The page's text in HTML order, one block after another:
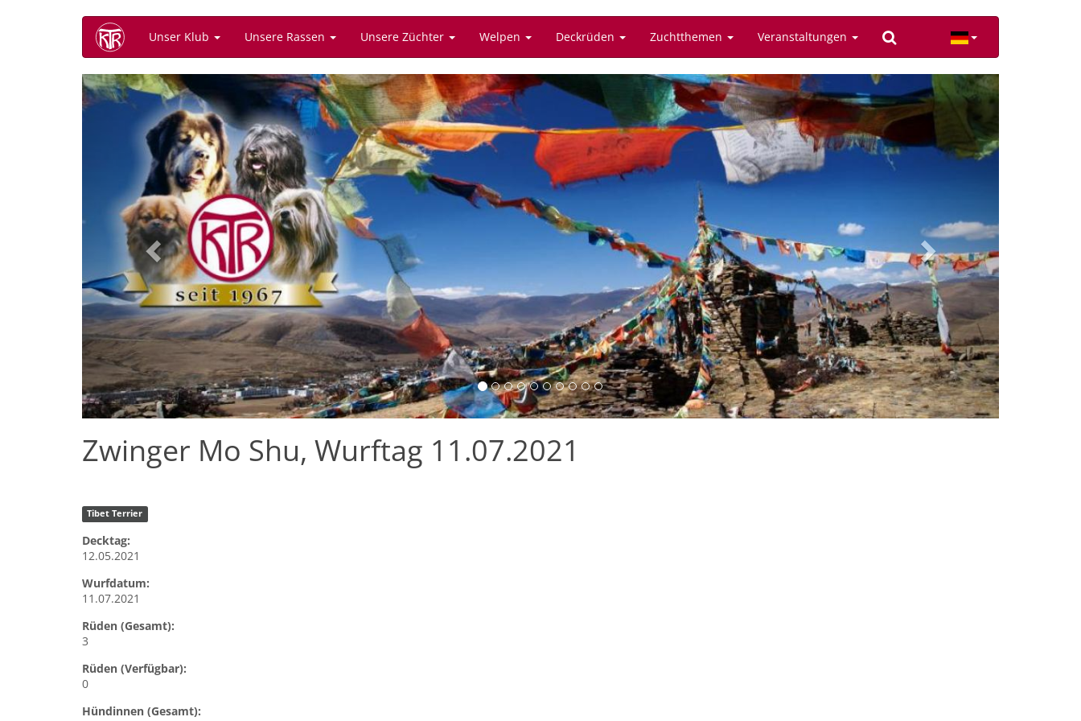
Unser Klub Unsere Rassen Unsere Züchter Welpen Deckrüden Zuchtthemen Veranstaltungen
Previous Next
Zwinger Mo Shu, Wurftag 11.07.2021
Tibet Terrier
Decktag:
12.05.2021
Wurfdatum:
11.07.2021
Rüden (Gesamt):
3
Rüden (Verfügbar):
0
Hündinnen (Gesamt):